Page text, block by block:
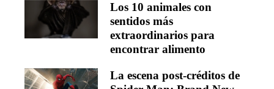
Los 10 animales con
sentidos más
extraordinarios para
encontrar alimento
La escena post-créditos de